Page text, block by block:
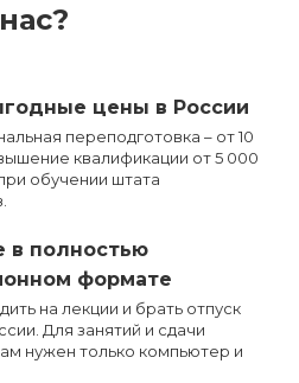
нас?
цены в России
переподготовка – от 10
квалификации от 5 000
обучении штата
в полностью
формате
на лекции и брать отпуск
Для занятий и сдачи
нужен только компьютер и